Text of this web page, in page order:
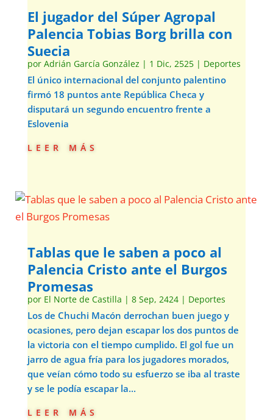
El jugador del Súper Agropal
Palencia Tobias Borg brilla con
Suecia
por Adrián García González | 1 Dic, 2525| Deportes
El único internacional del conjunto palentino
firmó 18 puntos ante República Checa y
disputará un segundo encuentro frente a
Eslovenia
leer más
Tablas que le saben a poco al
Palencia Cristo ante el Burgos
Promesas
por El Norte de Castilla | 8 Sep, 2424| Deportes
Los de Chuchi Macón derrochan buen juego y
ocasiones, pero dejan escapar los dos puntos de
la victoria con el tiempo cumplido. El gol fue un
jarro de agua fría para los jugadores morados,
que veían cómo todo su esfuerzo se iba al traste
y se le podía escapar la...
leer más